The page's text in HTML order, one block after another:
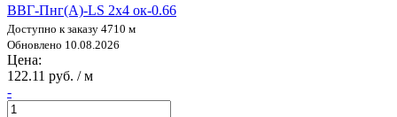
ВВГ-Пнг(А)-LS 2х4 ок-0.66
Доступно к заказу 4710 м
Обновлено 10.08.2026
Цена:
122.11 руб. / м
-